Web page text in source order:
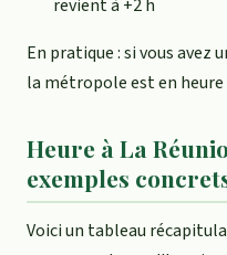
revient à +2 h
En pratique : si vous avez
la métropole est en heure
Heure à La
exemples
Voici un tableau